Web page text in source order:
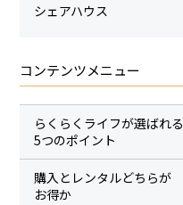
シェアハウス
コンテンツメニュー
らくらくライフが選ばれる
5つのポイント
購入とレンタルどちらが
お得か